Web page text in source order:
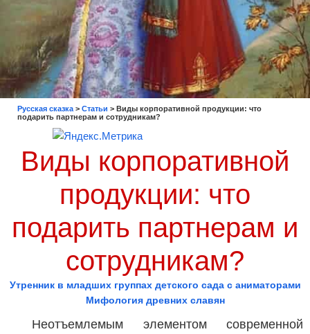
Русская сказка > Статьи > Виды корпоративной продукции: что
подарить партнерам и сотрудникам?
Виды корпоративной
продукции: что
подарить партнерам и
сотрудникам?
Утренник в младших группах детского сада с аниматорами
Мифология древних славян
Неотъемлемым элементом современной